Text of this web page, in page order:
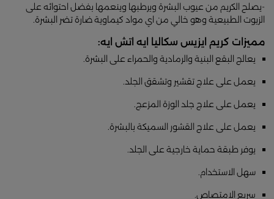
-يصلح الكريم من عيوب البشرة ويرطبها وينعمها بفضل احتوائه على
الزيوت الطبيعية وهو خالي من اي مواد كيماوية ضارة تضر البشرة.
مميزات كريم ايزيس سكاليا ايه اتش ايه:
يعالج البقع البنية والرمادية والحمراء على البشرة.
يعمل على علاج تقشير وتشقق الجلد.
يعمل على علاج جلد الوزة المزعج.
يعمل على علاج القشور السميكة بالبشرة.
يوفر طبقة حماية خارجية على الجلد.
سهل الاستخدام.
سريع الامتصاص.